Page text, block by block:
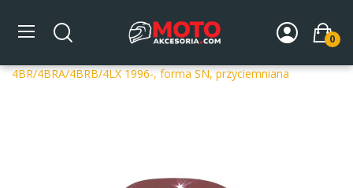
0
Strona główna DLA MOTOCYKLA Szyby
Szyby
4BR/4BRA/4BRB/4LX 1996-, forma SN, przyciemniana